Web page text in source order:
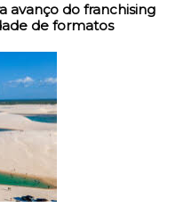
avanço do franchising
de formatos